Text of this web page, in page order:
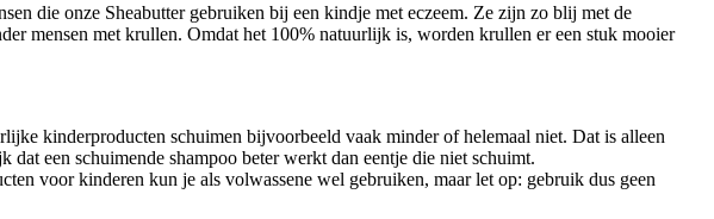
die onze Sheabutter gebruiken bij een kindje met eczeem. Ze zijn zo blij met de
mensen met krullen. Omdat het 100% natuurlijk is, worden krullen er een stuk mooier
kinderproducten schuimen bijvoorbeeld vaak minder of helemaal niet. Dat is alleen
een schuimende shampoo beter werkt dan eentje die niet schuimt.
voor kinderen kun je als volwassene wel gebruiken, maar let op: gebruik dus geen